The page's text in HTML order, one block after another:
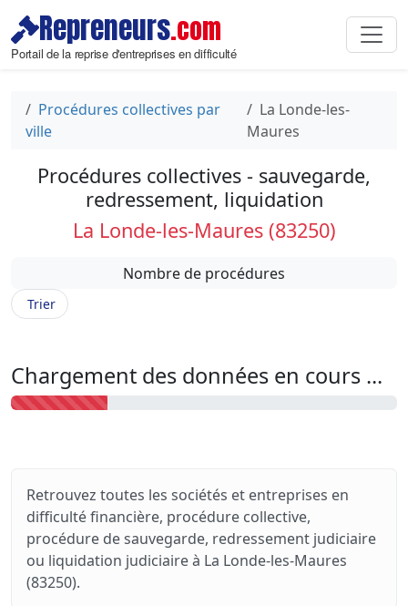
Repreneurs.com
Portail de la reprise d'entreprises en difficulté
Procédures collectives par
ville
La Londe-les-
Maures
Procédures collectives - sauvegarde,
redressement, liquidation
La Londe-les-Maures (83250)
Nombre de procédures
Trier
Chargement des données en cours ...
Retrouvez toutes les sociétés et entreprises en
difficulté financière, procédure collective,
procédure de sauvegarde, redressement judiciaire
ou liquidation judiciaire à La Londe-les-Maures
(83250).